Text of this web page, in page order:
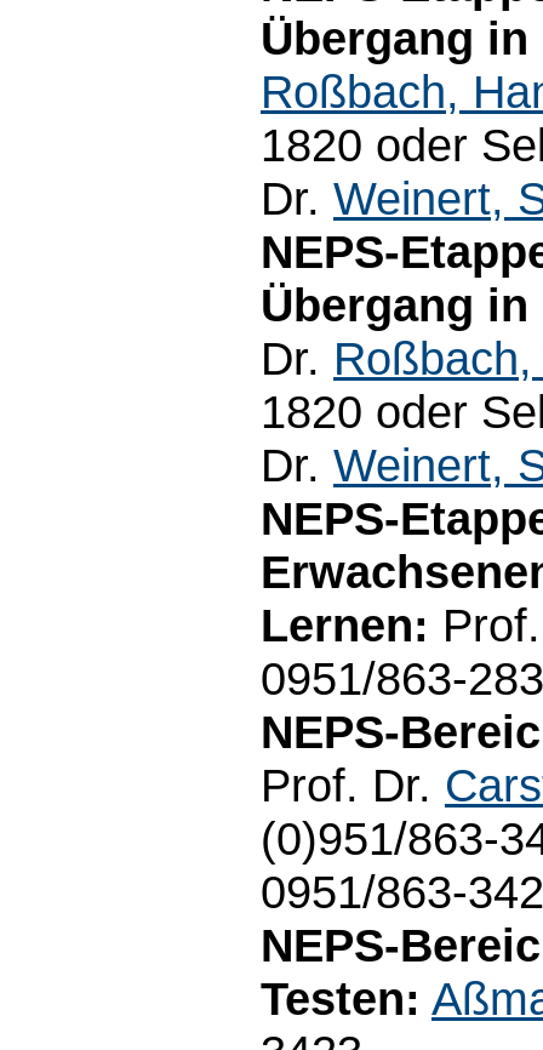
Übergang
Roßbach,
1820 oder
Dr. Weinert,
NEPS-
Übergang
Dr.
1820 oder
Dr. Weinert,
NEPS-
Lernen:
0951/863-
NEPS-
Prof. Dr.
(0)951/863-
0951/863-
NEPS-
Testen: